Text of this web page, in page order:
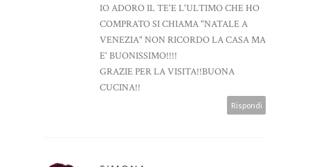
IO ADORO IL TE'E L'ULTIMO CHE HO
COMPRATO SI CHIAMA "NATALE A
VENEZIA" NON RICORDO LA CASA MA
E' BUONISSIMO!!!!
GRAZIE PER LA VISITA!!BUONA
CUCINA!!
Rispondi